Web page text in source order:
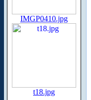
IMGP0410.jpg
t18.jpg